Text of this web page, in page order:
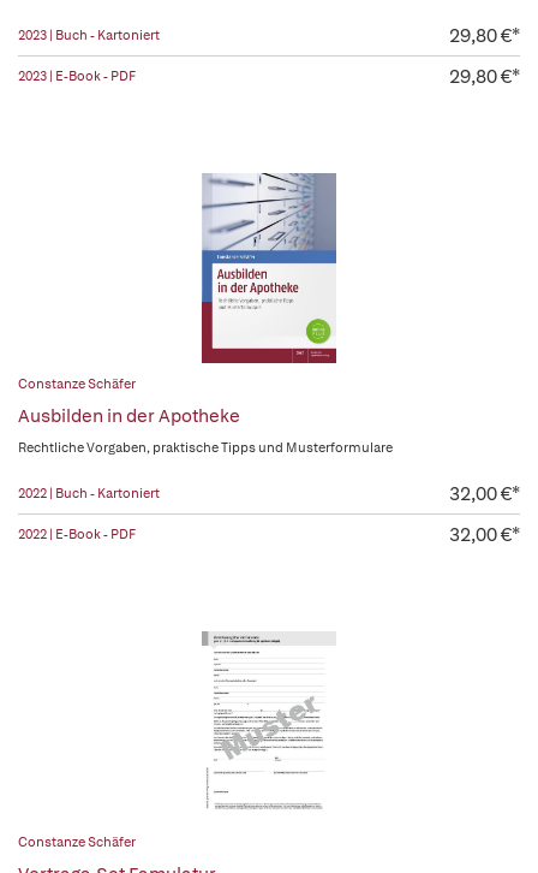
2023 | Buch - Kartoniert 29,80 €*
2023 | E-Book - PDF 29,80 €*
Constanze Schäfer
Ausbilden in der Apotheke
Rechtliche Vorgaben, praktische Tipps und Musterformulare
2022 | Buch - Kartoniert 32,00 €*
2022 | E-Book - PDF 32,00 €*
Constanze Schäfer